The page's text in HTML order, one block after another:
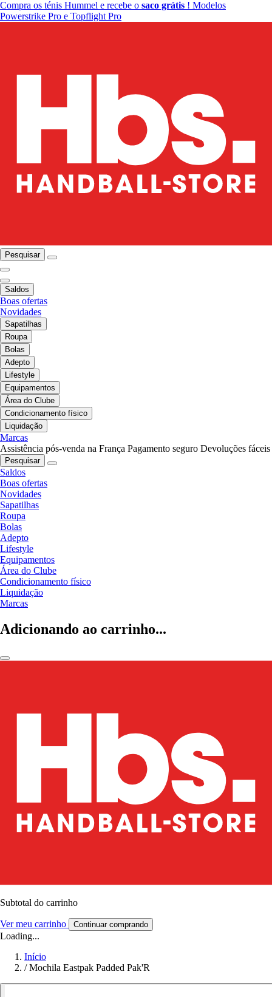
Compra os ténis Hummel e recebe o saco grátis ! Modelos
Powerstrike Pro e Topflight Pro
Pesquisar
Saldos
Boas ofertas
Novidades
Sapatilhas
Roupa
Bolas
Adepto
Lifestyle
Equipamentos
Área do Clube
Condicionamento físico
Liquidação
Marcas
Assistência pós-venda na França Pagamento seguro Devoluções fáceis
Pesquisar
Saldos
Boas ofertas
Novidades
Sapatilhas
Roupa
Bolas
Adepto
Lifestyle
Equipamentos
Área do Clube
Condicionamento físico
Liquidação
Marcas
Adicionando ao carrinho...
Subtotal do carrinho
Ver meu carrinho Continuar comprando
Loading...
Início
/ Mochila Eastpak Padded Pak'R